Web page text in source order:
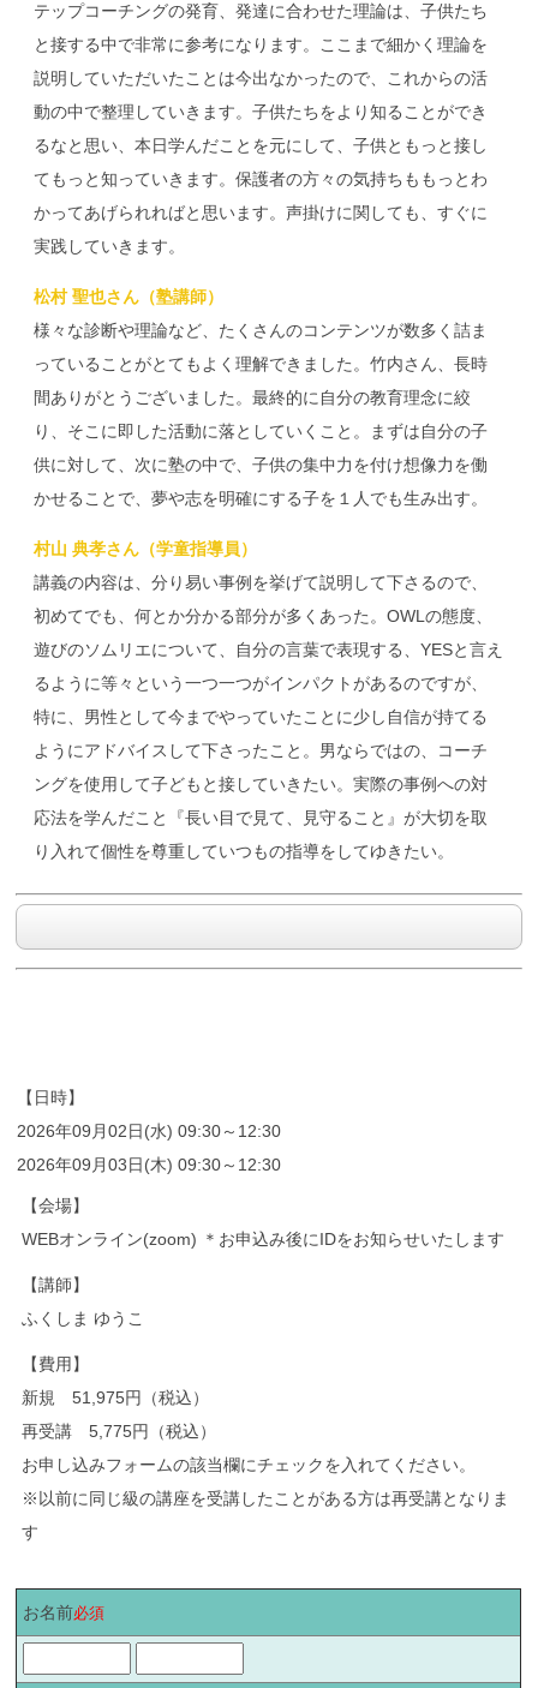
テップコーチングの発育、発達に合わせた理論は、子供たち
と接する中で非常に参考になります。ここまで細かく理論を
説明していただいたことは今出なかったので、これからの活
動の中で整理していきます。子供たちをより知ることができ
るなと思い、本日学んだことを元にして、子供ともっと接し
てもっと知っていきます。保護者の方々の気持ちももっとわ
かってあげられればと思います。声掛けに関しても、すぐに
実践していきます。
松村 聖也さん（塾講師）
様々な診断や理論など、たくさんのコンテンツが数多く詰ま
っていることがとてもよく理解できました。竹内さん、長時
間ありがとうございました。最終的に自分の教育理念に絞
り、そこに即した活動に落としていくこと。まずは自分の子
供に対して、次に塾の中で、子供の集中力を付け想像力を働
かせることで、夢や志を明確にする子を１人でも生み出す。
村山 典孝さん（学童指導員）
講義の内容は、分り易い事例を挙げて説明して下さるので、
初めてでも、何とか分かる部分が多くあった。OWLの態度、
遊びのソムリエについて、自分の言葉で表現する、YESと言え
るように等々という一つ一つがインパクトがあるのですが、
特に、男性として今までやっていたことに少し自信が持てる
ようにアドバイスして下さったこと。男ならではの、コーチ
ングを使用して子どもと接していきたい。実際の事例への対
応法を学んだこと『長い目で見て、見守ること』が大切を取
り入れて個性を尊重していつもの指導をしてゆきたい。
【日時】
2026年09月02日(水) 09:30～12:30
2026年09月03日(木) 09:30～12:30
【会場】
WEBオンライン(zoom) ＊お申込み後にIDをお知らせいたします
【講師】
ふくしま ゆうこ
【費用】
新規 51,975円（税込）
再受講 5,775円（税込）
お申し込みフォームの該当欄にチェックを入れてください。
※以前に同じ級の講座を受講したことがある方は再受講となりま
す
お名前必須